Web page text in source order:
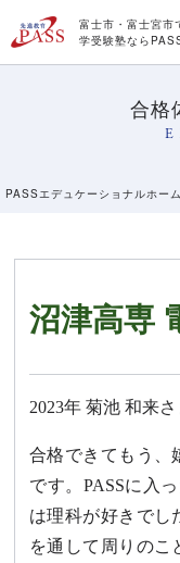
富士市・富士宮市
学受験塾なら
合格
PASSエデュケーショナルホーム
沼津高専
2023年 菊池 和来さ
合格できてもう、
です。PASSに入
は理科が好きでし
を通して周りのこ